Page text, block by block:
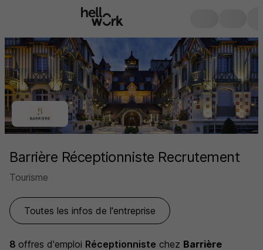
Barrière Réceptionniste Recrutement
Tourisme
Toutes les infos de l'entreprise
8 offres d'emploi Réceptionniste chez Barrière